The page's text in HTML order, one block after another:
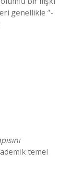
genellikle “-
temel